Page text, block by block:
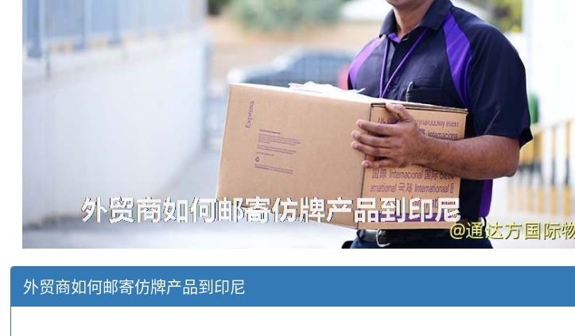
外贸商如何邮寄仿牌产品到印尼